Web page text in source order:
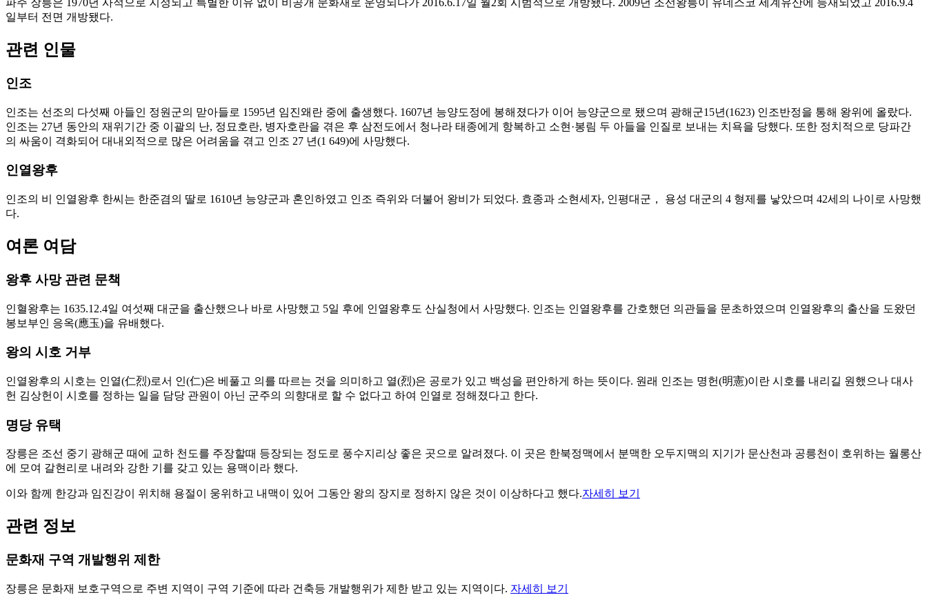
파주 장릉은 1970년 사적으로 지정되고 특별한 이유 없이 비공개 문화재로 운영되다가 2016.6.17일 월2회 시범적으로 개방됐다. 2009년 조선왕릉이 유네스코 세계유산에 등재되었고 2016.9.4
일부터 전면 개방됐다.
관련 인물
인조
인조는 선조의 다섯째 아들인 정원군의 맏아들로 1595년 임진왜란 중에 출생했다. 1607년 능양도정에 봉해졌다가 이어 능양군으로 됐으며 광해군15년(1623) 인조반정을 통해 왕위에 올랐다.
인조는 27년 동안의 재위기간 중 이괄의 난, 정묘호란, 병자호란을 겪은 후 삼전도에서 청나라 태종에게 항복하고 소현·봉림 두 아들을 인질로 보내는 치욕을 당했다. 또한 정치적으로 당파간
의 싸움이 격화되어 대내외적으로 많은 어려움을 겪고 인조 27 년(1 649)에 사망했다.
인열왕후
인조의 비 인열왕후 한씨는 한준겸의 딸로 1610년 능양군과 혼인하였고 인조 즉위와 더불어 왕비가 되었다. 효종과 소현세자, 인평대군， 용성 대군의 4 형제를 낳았으며 42세의 나이로 사망했
다.
여론 여담
왕후 사망 관련 문책
인혈왕후는 1635.12.4일 여섯째 대군을 출산했으나 바로 사망했고 5일 후에 인열왕후도 산실청에서 사망했다. 인조는 인열왕후를 간호했던 의관들을 문초하였으며 인열왕후의 출산을 도왔던
봉보부인 응옥(應玉)을 유배했다.
왕의 시호 거부
인열왕후의 시호는 인열(仁烈)로서 인(仁)은 베풀고 의를 따르는 것을 의미하고 열(烈)은 공로가 있고 백성을 편안하게 하는 뜻이다. 원래 인조는 명헌(明憲)이란 시호를 내리길 원했으나 대사
헌 김상헌이 시호를 정하는 일을 담당 관원이 아닌 군주의 의향대로 할 수 없다고 하여 인열로 정해졌다고 한다.
명당 유택
장릉은 조선 중기 광해군 때에 교하 천도를 주장할때 등장되는 정도로 풍수지리상 좋은 곳으로 알려졌다. 이 곳은 한북정맥에서 분맥한 오두지맥의 지기가 문산천과 공릉천이 호위하는 월롱산
에 모여 갈현리로 내려와 강한 기를 갖고 있는 용맥이라 했다.
이와 함께 한강과 임진강이 위치해 용절이 웅위하고 내맥이 있어 그동안 왕의 장지로 정하지 않은 것이 이상하다고 했다.자세히 보기
관련 정보
문화재 구역 개발행위 제한
장릉은 문화재 보호구역으로 주변 지역이 구역 기준에 따라 건축등 개발행위가 제한 받고 있는 지역이다. 자세히 보기